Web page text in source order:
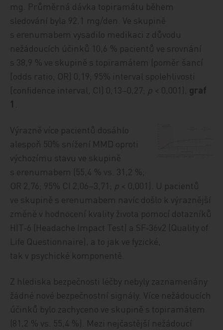
mg. Průměrná dávka topiramátu během
sledování byla 92,1 mg/den. Ve skupině
s erenumabem vysadilo medikaci z důvodu
nežádoucích účinků 10,6 % pacientů ve srovnání
s 38,9 % ve skupině s topiramátem (poměr šancí
[odds ratio, OR] 0,19; 95% interval spolehlivosti
[confidence interval, CI] 0,13–0,27; p < 0,001), graf
1
Výrazně více pacientů dosáhlo
alespoň 50% snížení MMD oproti
výchozímu stavu ve skupině
s erenumabem (55,4 % vs. 31,2 %;
OR 2,76; 95% CI 2,06–3,71; p < 0,001). U pacientů
ve skupině s erenumabem navíc došlo k výraznější
změně v hodnocení kvality života pomocí dotazníků
HIT‑6 (Head­ache Impact Test) a SF‑36v2 (Quality of
Life Questionnaire), a to jak ve fyzické,
tak v psychické komponentě.
Z hlediska bezpečnosti léčby nebyly zaznamenány
žádné nové bezpečnostní signály. Více nežádoucích
účinků bylo zachyceno ve skupině s topiramátem
(81,2 % vs. 55,4 %). Mezi nejčastější nežádoucí